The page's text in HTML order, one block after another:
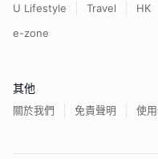
U Lifestyle Travel HK
e-zone
其他
關於我們 免責聲明 使